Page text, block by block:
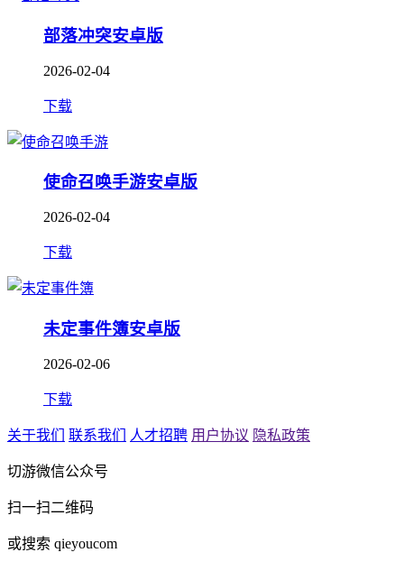
部落冲突安卓版
2026-02-04
下载
使命召唤手游安卓版
2026-02-04
下载
未定事件簿安卓版
2026-02-06
下载
关于我们 联系我们 人才招聘 用户协议 隐私政策
切游微信公众号
扫一扫二维码
或搜索 qieyoucom